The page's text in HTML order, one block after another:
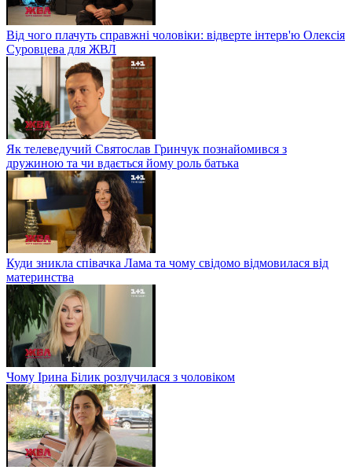
Від чого плачуть справжні чоловіки: відверте інтерв'ю Олексія
Суровцева для ЖВЛ
Як телеведучий Святослав Гринчук познайомився з
дружиною та чи вдається йому роль батька
Куди зникла співачка Лама та чому свідомо відмовилася від
материнства
Чому Ірина Білик розлучилася з чоловіком